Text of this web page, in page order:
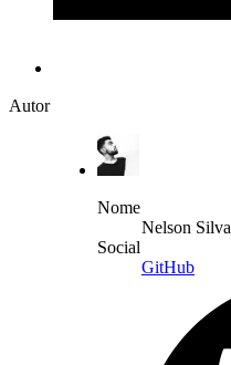
Autor
Nome
Nelson Silva
Social
GitHub